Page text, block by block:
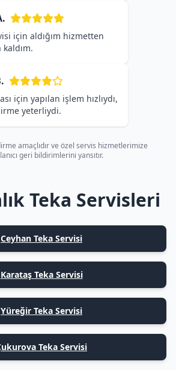
için aldığım hizmetten
için yapılan işlem hızlıydı,
yeterliydi.
amaçlıdır ve özel servis hizmetlerimize
geri bildirimlerini yansıtır.
Teka Servisleri
Ceyhan Teka Servisi
Karataş Teka Servisi
Yüreğir Teka Servisi
Teka Servisi